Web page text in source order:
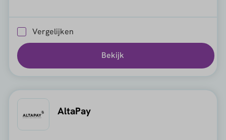
Vergelijken
Bekijk
AltaPay